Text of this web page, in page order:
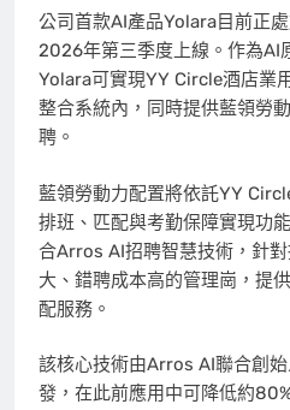
公司首款AI產品Yolara目前正
2026年第三季度上線。作為AI
Yolara可實現YY Circle酒店業
整合系統內，同時提供藍領勞
聘。
藍領勞動力配置將依託YY
排班、匹配與考勤保障實現功
合Arros AI招聘智慧技術，針
大、錯聘成本高的管理崗，提
配服務。
該核心技術由Arros AI聯合創
發，在此前應用中可降低約